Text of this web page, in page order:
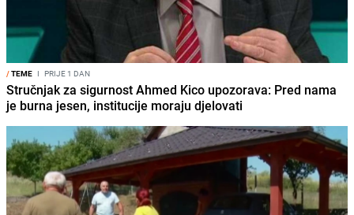
/TEME I PRIJE 1 DAN
Stručnjak za sigurnost Ahmed Kico upozorava: Pred nama
je burna jesen, institucije moraju djelovati